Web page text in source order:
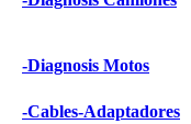
-Diagnosis Motos
-Cables-Adaptadores